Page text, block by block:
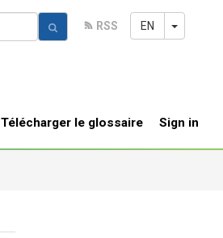
EN Toggle
R RSS
Télécharger le glossaire Sign in